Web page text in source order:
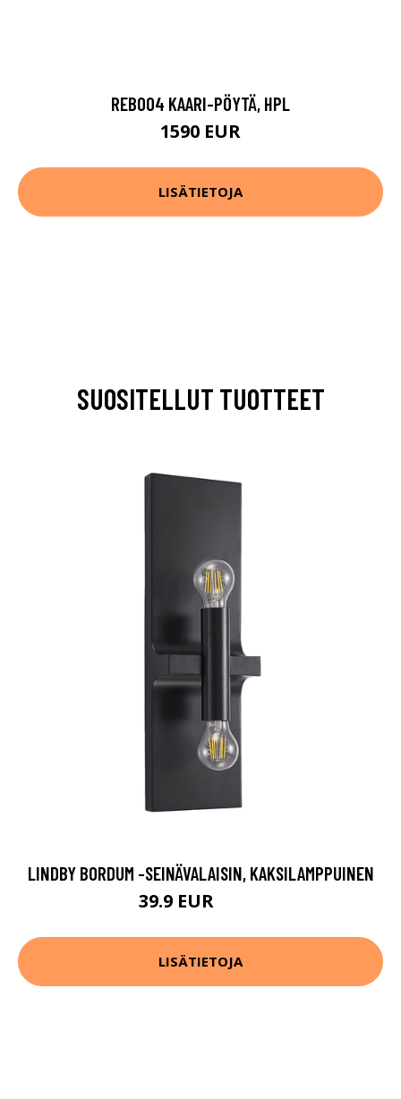
REB004 KAARI-PÖYTÄ, HPL
1590 EUR
LISÄTIETOJA
SUOSITELLUT TUOTTEET
LINDBY BORDUM -SEINÄVALAISIN, KAKSILAMPPUINEN
39.9 EUR
LISÄTIETOJA